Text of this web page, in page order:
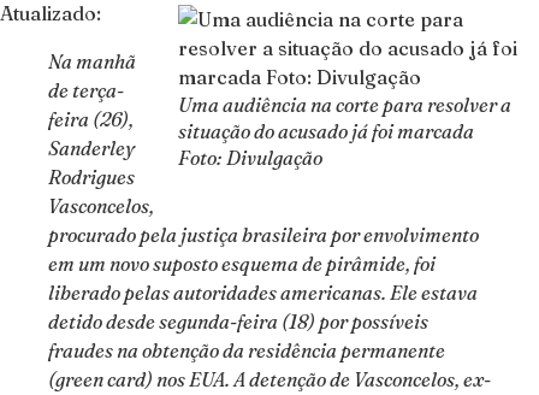
Uma audiência na corte para resolver a
situação do acusado já foi marcada
Foto: Divulgação
Atualizado:
Na manhã
de terça-
feira (26),
Sanderley
Rodrigues
Vasconcelos,
procurado pela justiça brasileira por envolvimento
em um novo suposto esquema de pirâmide, foi
liberado pelas autoridades americanas. Ele estava
detido desde segunda-feira (18) por possíveis
fraudes na obtenção da residência permanente
(green card) nos EUA. A detenção de Vasconcelos, ex-